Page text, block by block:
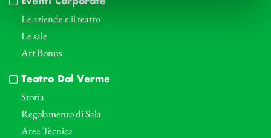
Le aziende e il teatro
Le sale
Art Bonus
Teatro Dal Verme
Storia
Regolamento di Sala
Area Tecnica